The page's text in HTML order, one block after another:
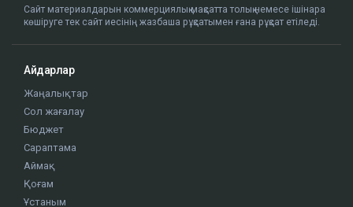
Сайт материалдарын коммерциялық мақсатта толық немесе ішінара
көшіруге тек сайт иесінің жазбаша рұқсатымен ғана рұқсат етіледі.
Айдарлар
Жаңалықтар
Сол жағалау
Бюджет
Сараптама
Аймақ
Қоғам
Ұстаным